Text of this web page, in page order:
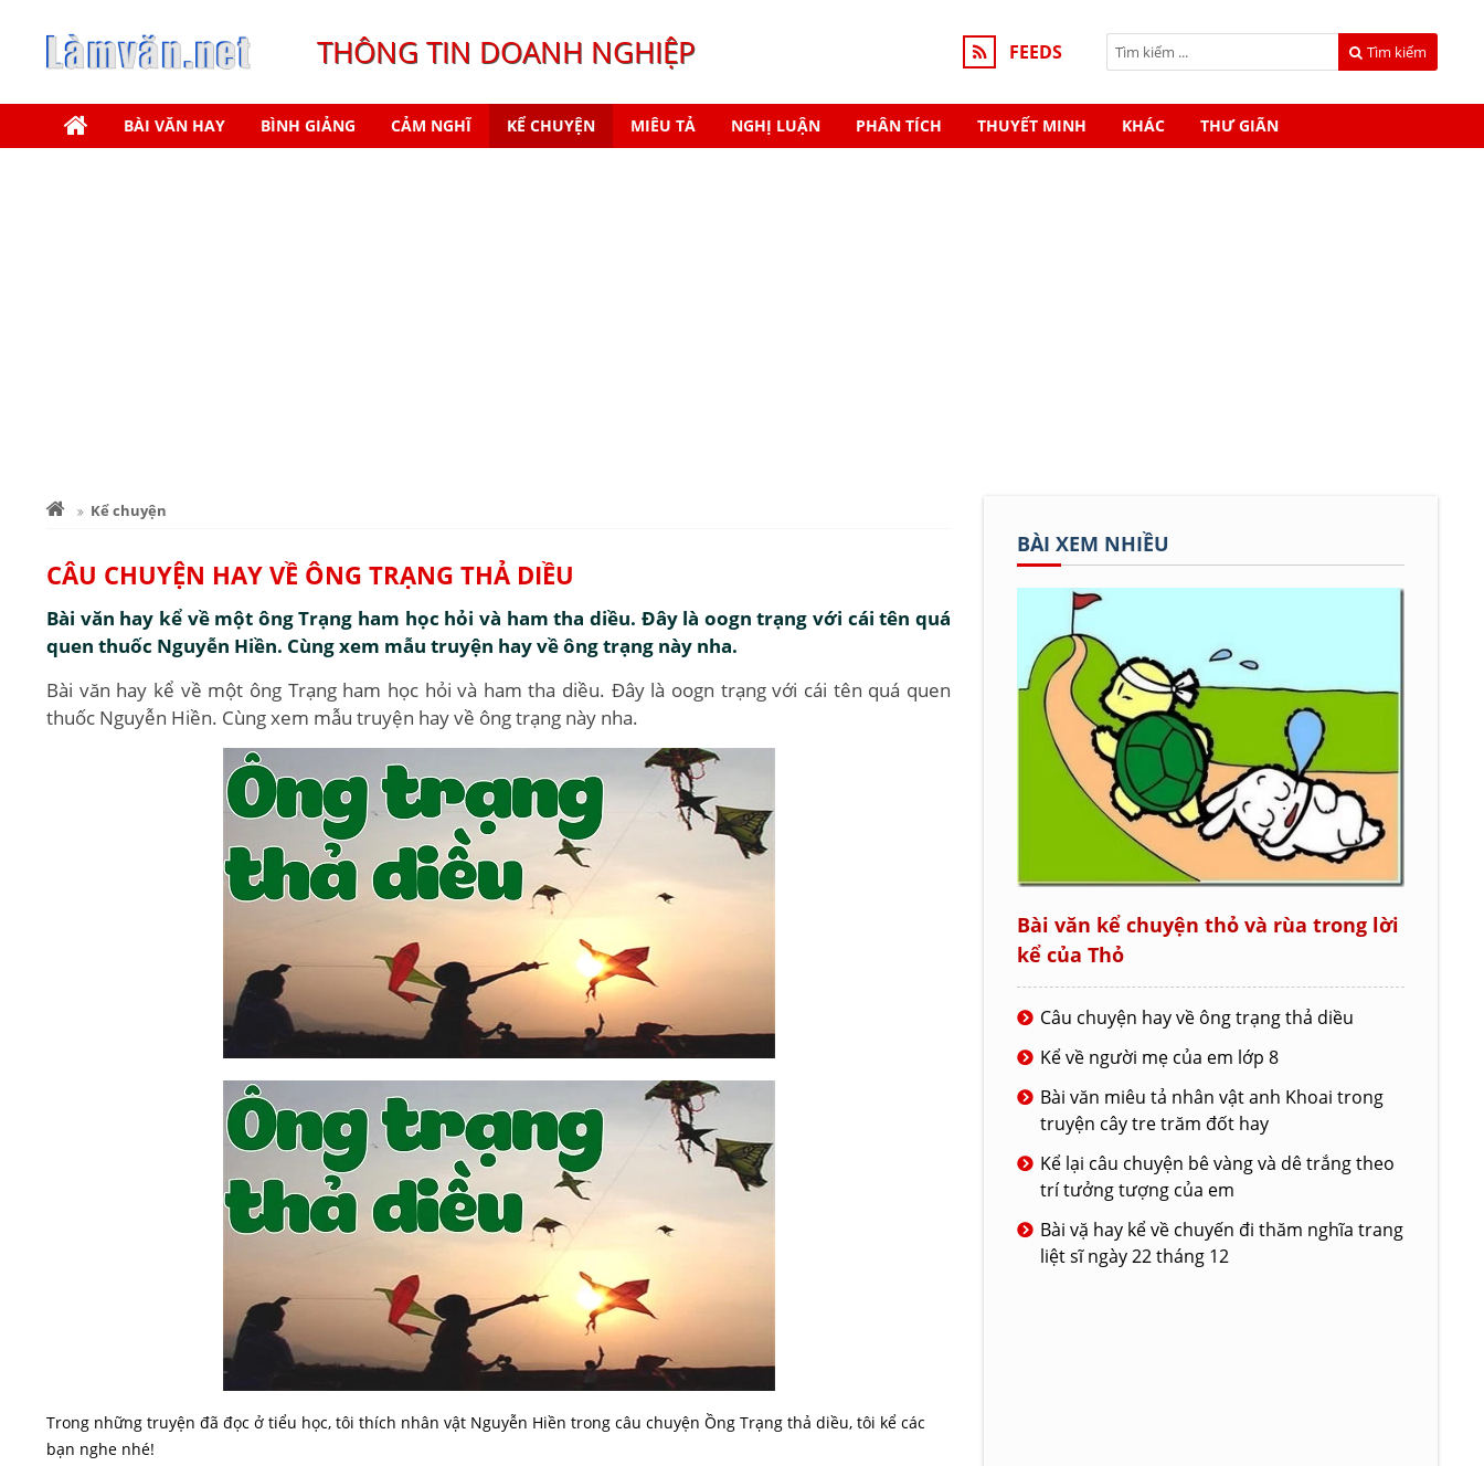
THÔNG TIN DOANH NGHIỆP FEEDS Tìm kiếm
BÀI VĂN HAY BÌNH GIẢNG CẢM NGHĨ KỂ CHUYỆN MIÊU TẢ NGHỊ LUẬN PHÂN TÍCH THUYẾT MINH KHÁC THƯ GIÃN
Kể chuyện
CÂU CHUYỆN HAY VỀ ÔNG TRẠNG THẢ DIỀU
Bài văn hay kể về một ông Trạng ham học hỏi và ham tha diều. Đây là oogn trạng với cái tên quá
quen thuốc Nguyễn Hiền. Cùng xem mẫu truyện hay về ông trạng này nha.
Bài văn hay kể về một ông Trạng ham học hỏi và ham tha diều. Đây là oogn trạng với cái tên quá quen
thuốc Nguyễn Hiền. Cùng xem mẫu truyện hay về ông trạng này nha.
Trong những truyện đã đọc ở tiểu học, tôi thích nhân vật Nguyễn Hiền trong câu chuyện Ồng Trạng thả diều, tôi kể các
bạn nghe nhé!
BÀI XEM NHIỀU
Bài văn kể chuyện thỏ và rùa trong lời
kể của Thỏ
Câu chuyện hay về ông trạng thả diều
Kể về người mẹ của em lớp 8
Bài văn miêu tả nhân vật anh Khoai trong
truyện cây tre trăm đốt hay
Kể lại câu chuyện bê vàng và dê trắng theo
trí tưởng tượng của em
Bài vặ hay kể về chuyến đi thăm nghĩa trang
liệt sĩ ngày 22 tháng 12